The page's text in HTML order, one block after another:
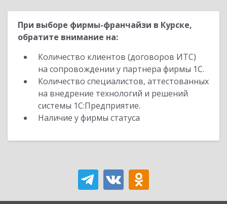
При выборе фирмы-франчайзи в Курске,
обратите внимание на:
Количество клиентов (договоров ИТС)
на сопровождении у партнера фирмы 1С.
Количество специалистов, аттестованных
на внедрение технологий и решений
системы 1С:Предприятие.
Наличие у фирмы статуса